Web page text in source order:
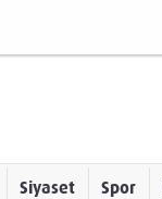
Siyaset Spor